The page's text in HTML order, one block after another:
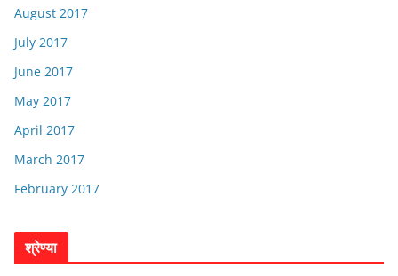
August 2017
July 2017
June 2017
May 2017
April 2017
March 2017
February 2017
श्रेण्या